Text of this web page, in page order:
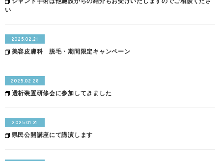
い
2025.02.21
美容皮膚科 脱毛・期間限定キャンペーン
2025.02.28
透析装置研修会に参加してきました
2025.01.31
県民公開講座にて講演します